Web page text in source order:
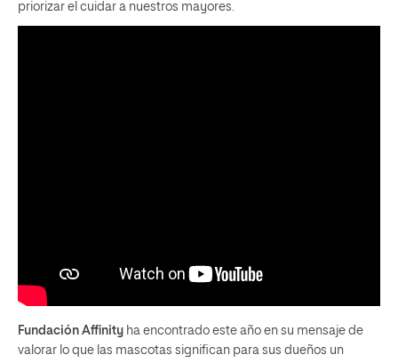
priorizar el cuidar a nuestros mayores.
Fundación Affinity ha encontrado este año en su mensaje de
valorar lo que las mascotas significan para sus dueños un